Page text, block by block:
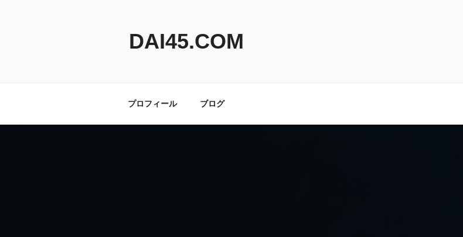
DAI45.COM
プロフィール ブログ